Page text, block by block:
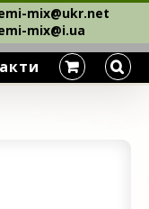
mix@ukr.net
mix@i.ua